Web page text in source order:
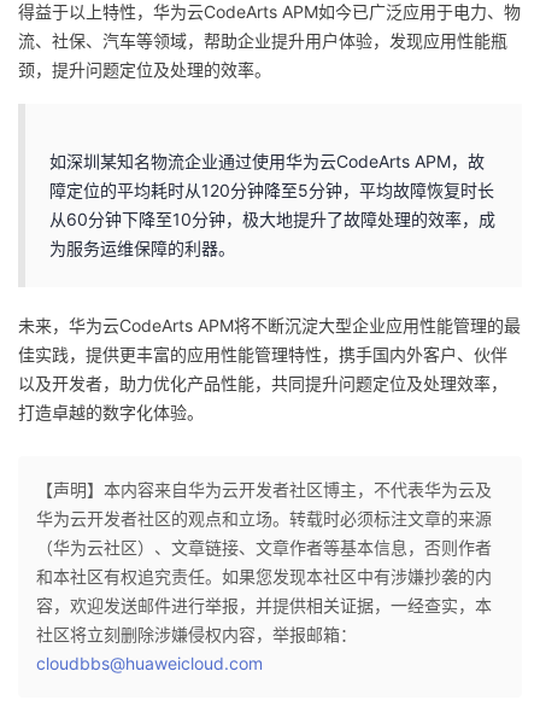
得益于以上特性，华为云CodeArts APM如今已广泛应用于电力、物
流、社保、汽车等领域，帮助企业提升用户体验，发现应用性能瓶
颈，提升问题定位及处理的效率。
如深圳某知名物流企业通过使用华为云CodeArts APM，故
障定位的平均耗时从120分钟降至5分钟，平均故障恢复时长
从60分钟下降至10分钟，极大地提升了故障处理的效率，成
为服务运维保障的利器。
未来，华为云CodeArts APM将不断沉淀大型企业应用性能管理的最
佳实践，提供更丰富的应用性能管理特性，携手国内外客户、伙伴
以及开发者，助力优化产品性能，共同提升问题定位及处理效率，
打造卓越的数字化体验。
【声明】本内容来自华为云开发者社区博主，不代表华为云及
华为云开发者社区的观点和立场。转载时必须标注文章的来源
（华为云社区）、文章链接、文章作者等基本信息，否则作者
和本社区有权追究责任。如果您发现本社区中有涉嫌抄袭的内
容，欢迎发送邮件进行举报，并提供相关证据，一经查实，本
社区将立刻删除涉嫌侵权内容，举报邮箱：
cloudbbs@huaweicloud.com